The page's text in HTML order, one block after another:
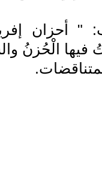
" أحزان
فيها الْحُزنُ